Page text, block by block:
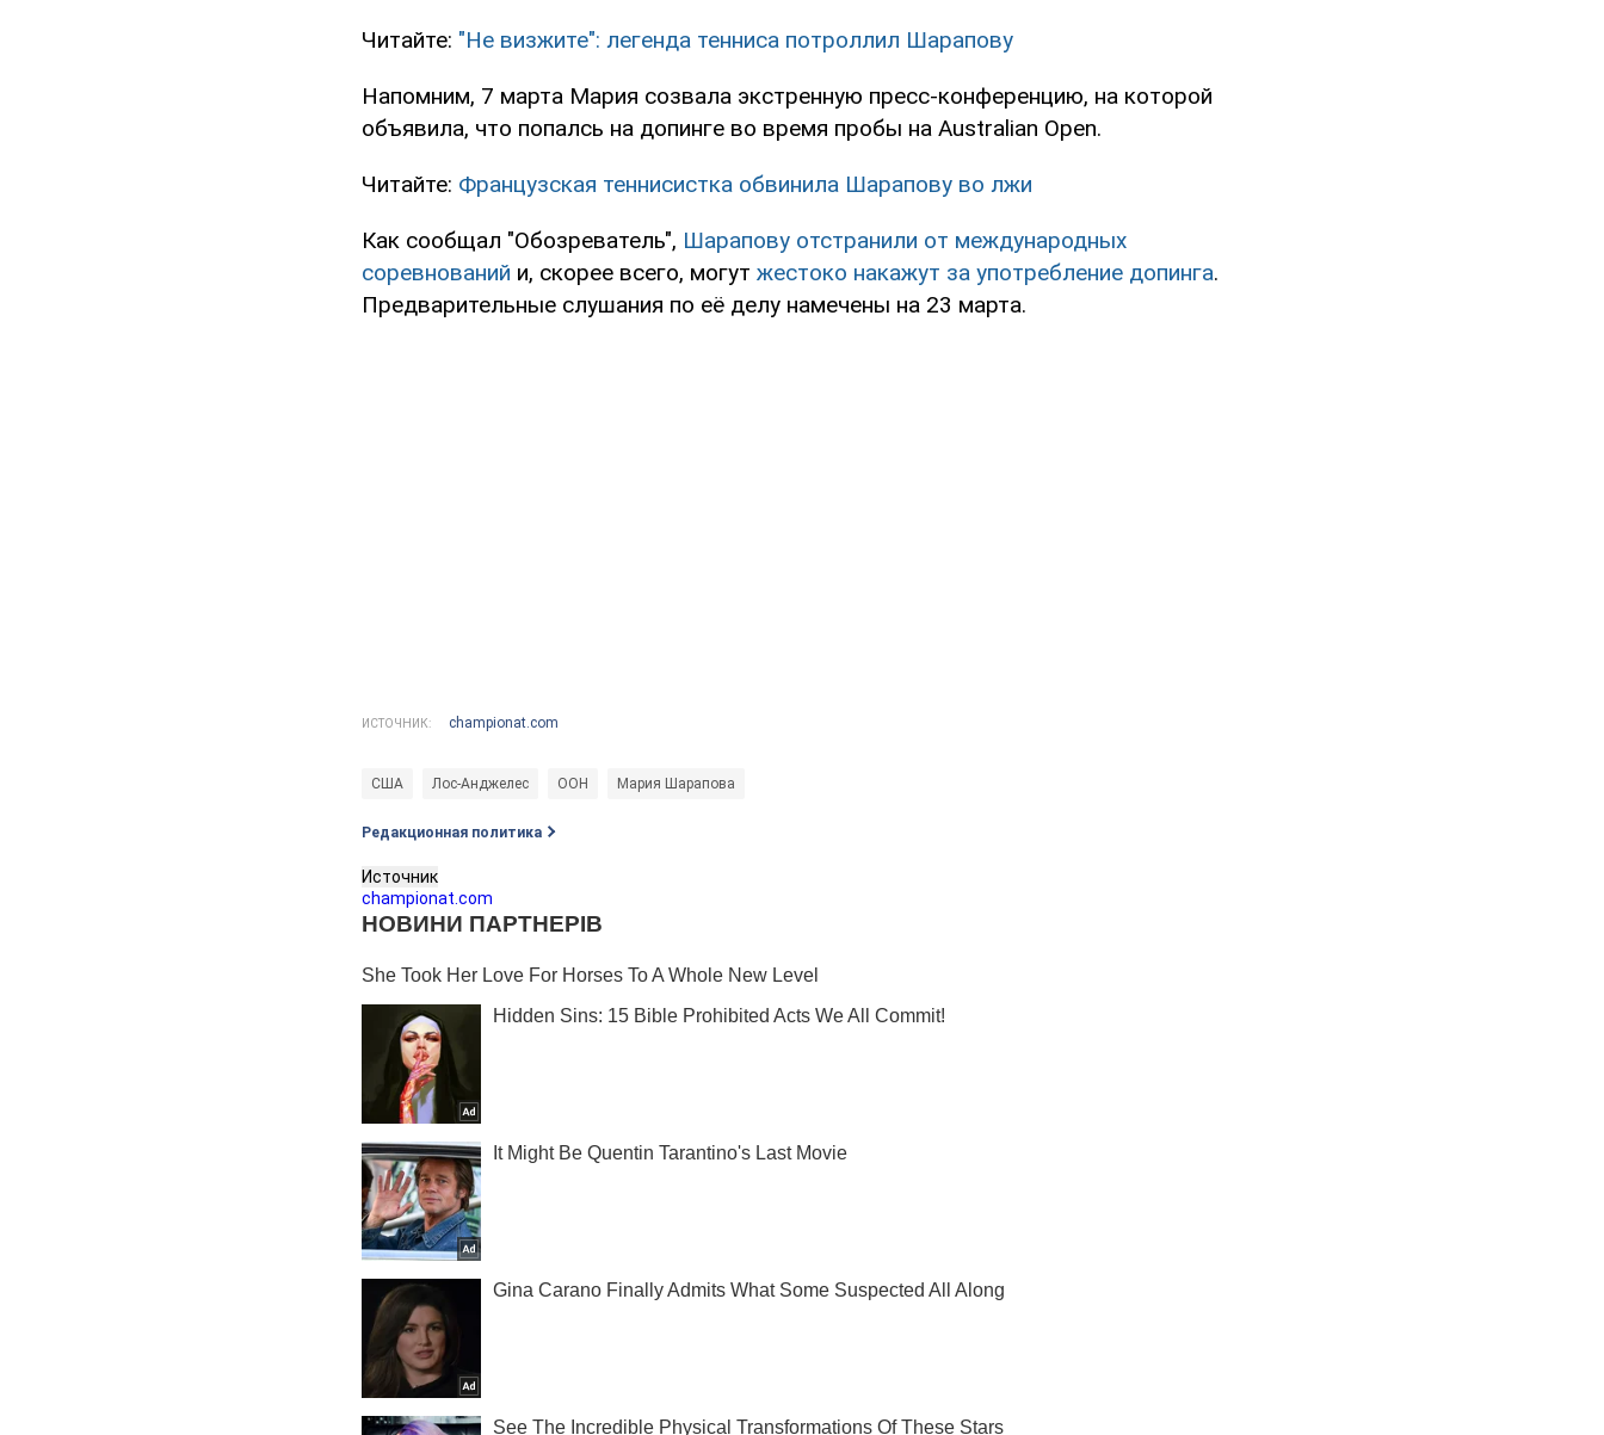
Читайте: "Не визжите": легенда тенниса потроллил Шарапову
Напомним, 7 марта Мария созвала экстренную пресс-конференцию, на которой
объявила, что попалсь на допинге во время пробы на Australian Open.
Читайте: Французская теннисистка обвинила Шарапову во лжи
Как сообщал "Обозреватель", Шарапову отстранили от международных
соревнований и, скорее всего, могут жестоко накажут за употребление допинга.
Предварительные слушания по её делу намечены на 23 марта.
ИСТОЧНИК: championat.com
США Лос-Анджелес ООН Мария Шарапова
Редакционная политика
Источник
championat.com